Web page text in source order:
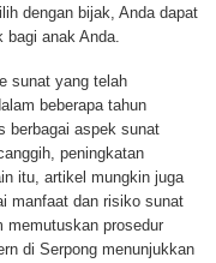
dengan bijak, Anda dapat
bagi anak Anda.
sunat yang telah
beberapa tahun
berbagai aspek sunat
peningkatan
itu, artikel mungkin juga
manfaat dan risiko sunat
memutuskan prosedur
di Serpong menunjukkan